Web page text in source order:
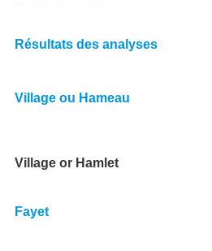
Résultats des analyses
Village ou Hameau
Village or Hamlet
Fayet